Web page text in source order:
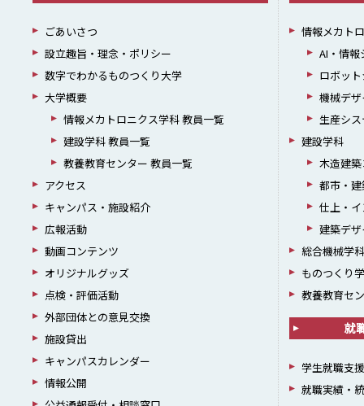
ごあいさつ
設立趣旨・理念・ポリシー
数字でわかるものつくり大学
大学概要
情報メカトロニクス学科 教員一覧
建設学科 教員一覧
教養教育センター 教員一覧
アクセス
キャンパス・施設紹介
広報活動
動画コンテンツ
オリジナルグッズ
点検・評価活動
外部団体との意見交換
施設貸出
キャンパスカレンダー
情報公開
情報メカト
AI・情報
ロボッ
機械デ
生産シ
建設学科
木造建築
都市・
仕上・
建築デ
総合機械学科
ものつくり
教養教育セ
就
学生就職支援
就職実績・